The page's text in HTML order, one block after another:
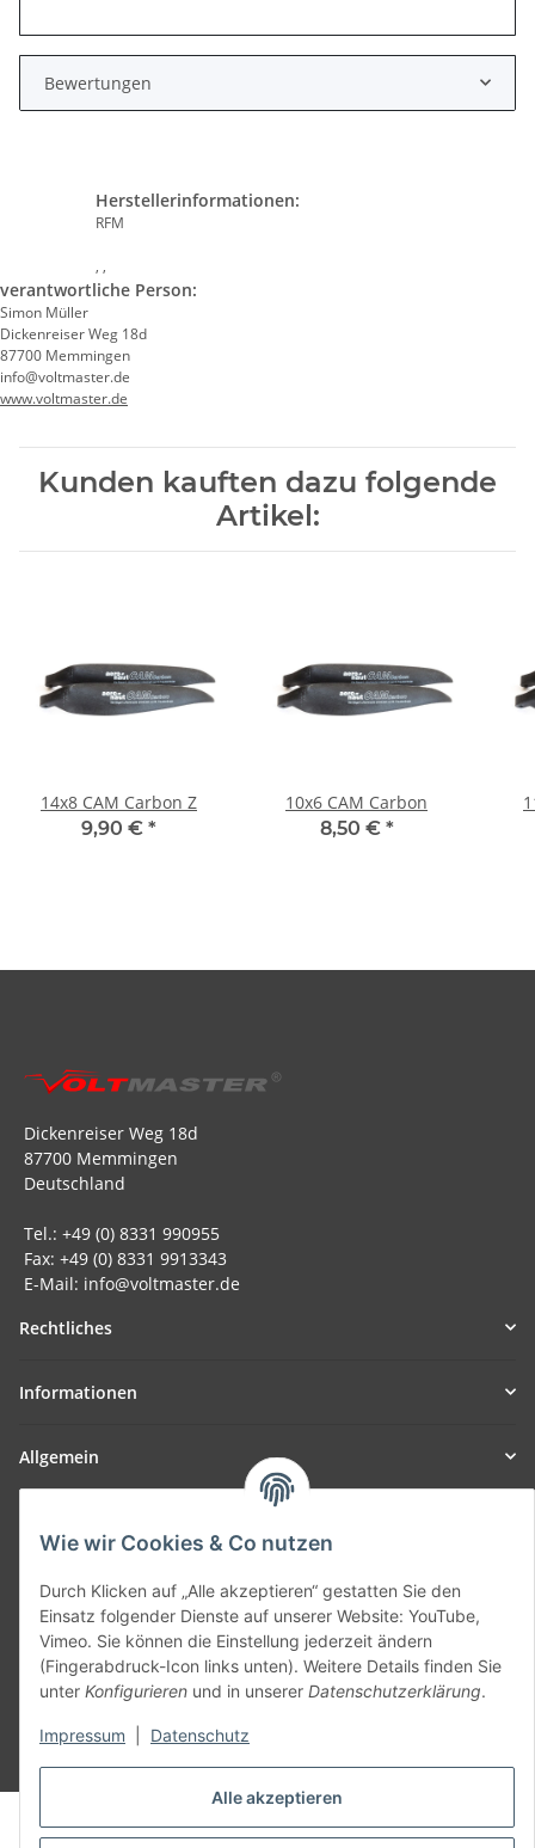
Alle akzeptieren
Wie wir Cookies & Co nutzen
Durch Klicken auf „Alle akzeptieren“ gestatten Sie den
Einsatz folgender Dienste auf unserer Website: YouTube,
Vimeo. Sie können die Einstellung jederzeit ändern
(Fingerabdruck-Icon links unten). Weitere Details finden Sie
unter Konfigurieren und in unserer Datenschutzerklärung.
Impressum Datenschutz
Bewertungen
Herstellerinformationen:
RFM
, ,
verantwortliche Person:
Simon Müller
Dickenreiser Weg 18d
87700 Memmingen
info@voltmaster.de
www.voltmaster.de
Kunden kauften dazu folgende
Artikel:
14x8 CAM Carbon Z
9,90 € *
10x6 CAM Carbon
8,50 € *
Dickenreiser Weg 18d
87700 Memmingen
Deutschland
Tel.: +49 (0) 8331 990955
Fax: +49 (0) 8331 9913343
E-Mail: info@voltmaster.de
Rechtliches
Informationen
Allgemein
SmoliTec - Safety. Simplified. Worldwide. ( B2B Shop )
Vertrag widerrufen
Powered byJTL-Shop